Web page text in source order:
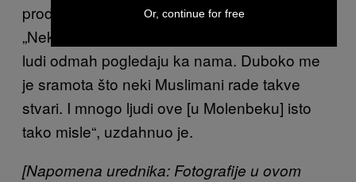
prodavcem cipela koji takođe radi na pijaci:
„Nekoliko ludaka naprave teroristički napad i
ludi odmah pogledaju ka nama. Duboko me
je sramota što neki Muslimani rade takve
stvari. I mnogo ljudi ove [u Molenbeku] isto
tako misle“, uzdahnuo je.
[Napomena urednika: Fotografije u ovom
Or, continue for free